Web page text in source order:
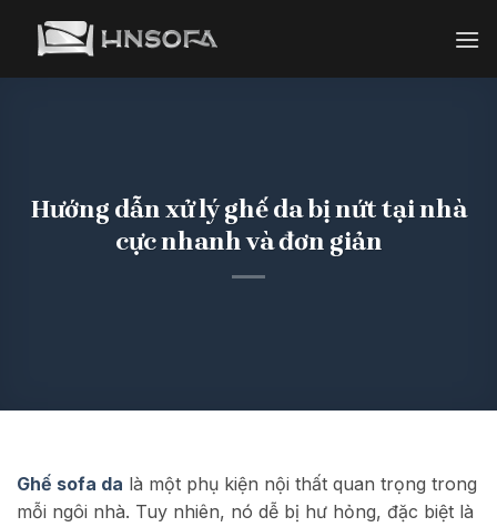
Hướng dẫn xử lý ghế da bị nứt tại nhà
cực nhanh và đơn giản
Ghế sofa da là một phụ kiện nội thất quan trọng trong
mỗi ngôi nhà. Tuy nhiên, nó dễ bị hư hỏng, đặc biệt là